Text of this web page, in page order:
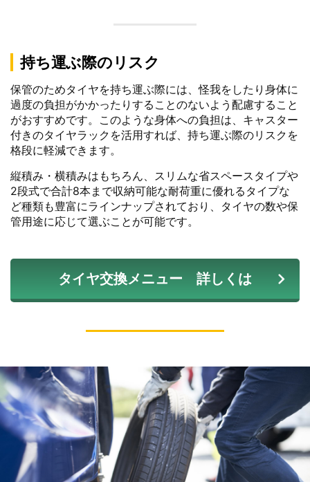
持ち運ぶ際のリスク
保管のためタイヤを持ち運ぶ際には、怪我をしたり身体に
過度の負担がかかったりすることのないよう配慮すること
がおすすめです。このような身体への負担は、キャスター
付きのタイヤラックを活用すれば、持ち運ぶ際のリスクを
格段に軽減できます。
縦積み・横積みはもちろん、スリムな省スペースタイプや
2段式で合計8本まで収納可能な耐荷重に優れるタイプな
ど種類も豊富にラインナップされており、タイヤの数や保
管用途に応じて選ぶことが可能です。
タイヤ交換メニュー 詳しくは